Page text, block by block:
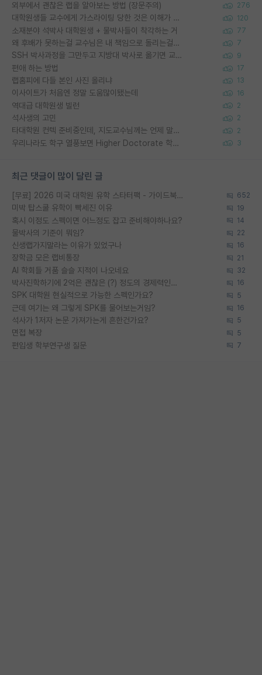
외부에서 괜찮은 랩을 알아보는 방법 (장문주의) 276
대학원생들 교수에게 가스라이팅 당한 것은 이해가 갑니다. 안타깝네요. 120
소재분야 석박사 대학원생 + 물박사들이 착각하는 거 77
왜 후배가 못하는걸 교수님은 내 책임으로 돌리는걸까요? 7
SSH 박사과정을 그만두고 지방대 박사로 옮기면 교수의 꿈은 끝일까요? 9
편애 하는 방법 17
랩홈피에 다들 본인 사진 올리냐 13
이사이트가 처음엔 정말 도움많이됐는데 16
역대급 대학원생 빌런 2
석사생의 고민 2
타대학원 컨텍 준비중인데, 지도교수님께는 언제 말씀드려야 할까요? 2
우리나라도 학구 열풍보면 Higher Doctorate 학위가 필요하다고 봅니다. 3
최근 댓글이 많이 달린 글
[무료] 2026 미국 대학원 유학 스타터팩 - 가이드북 & 합격자 컨택메일 템플릿 652
미박 탑스쿨 유학이 빡세진 이유 19
혹시 이정도 스펙이면 어느정도 잡고 준비해야하나요? 14
물박사의 기준이 뭐임? 22
신생랩가지말라는 이유가 있었구나 16
장학금 모은 랩비통장 21
AI 학회들 거품 슬슬 지적이 나오네요 32
박사진학하기에 2억은 괜찮은 (?) 정도의 경제력인가요 16
SPK 대학원 현실적으로 가능한 스펙인가요? 5
근데 여기는 왜 그렇게 SPK를 물어보는거임? 16
석사가 1저자 논문 가져가는게 흔한건가요? 5
면접 복장 5
편입생 학부연구생 질문 7